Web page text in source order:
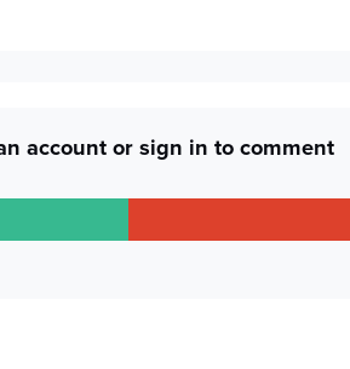
account or sign in to comment